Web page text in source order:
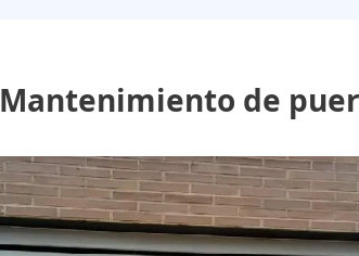
Mantenimiento de